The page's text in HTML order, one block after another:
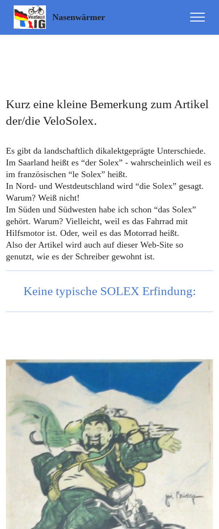
Update cookies preferences
Nasenwärmer
Kurz eine kleine Bemerkung zum Artikel
der/die VeloSolex.
Es gibt da landschaftlich dikalektgeprägte Unterschiede.
Im Saarland heißt es “der Solex” - wahrscheinlich weil es
im französischen “le Solex” heißt.
In Nord- und Westdeutschland wird “die Solex” gesagt.
Warum? Weiß nicht!
Im Süden und Südwesten habe ich schon “das Solex”
gehört. Warum? Vielleicht, weil es das Fahrrad mit
Hilfsmotor ist. Oder, weil es das Motorrad heißt.
Also der Artikel wird auch auf dieser Web-Site so
genutzt, wie es der Schreiber gewohnt ist.
Keine typische SOLEX Erfindung: